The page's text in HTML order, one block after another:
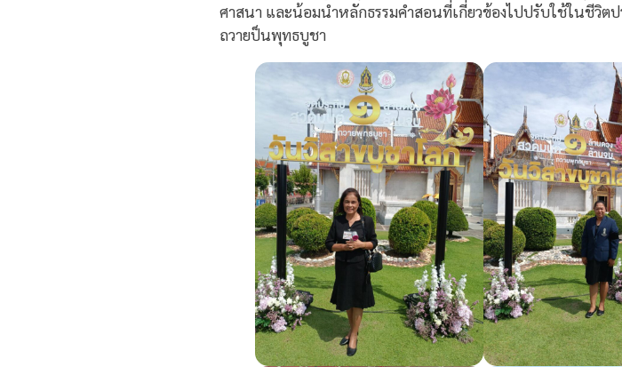
ศาสนา และน้อมนำหลักธรรมคำสอนที่เกี่ยวข้องไปปรับใช้ในชีวิต
ถวายป็นพุทธบูชา